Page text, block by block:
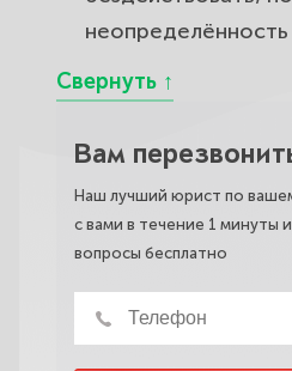
Вам
Наш лучший юрист по
с вами в течение 1 минуты
вопросы бесплатно